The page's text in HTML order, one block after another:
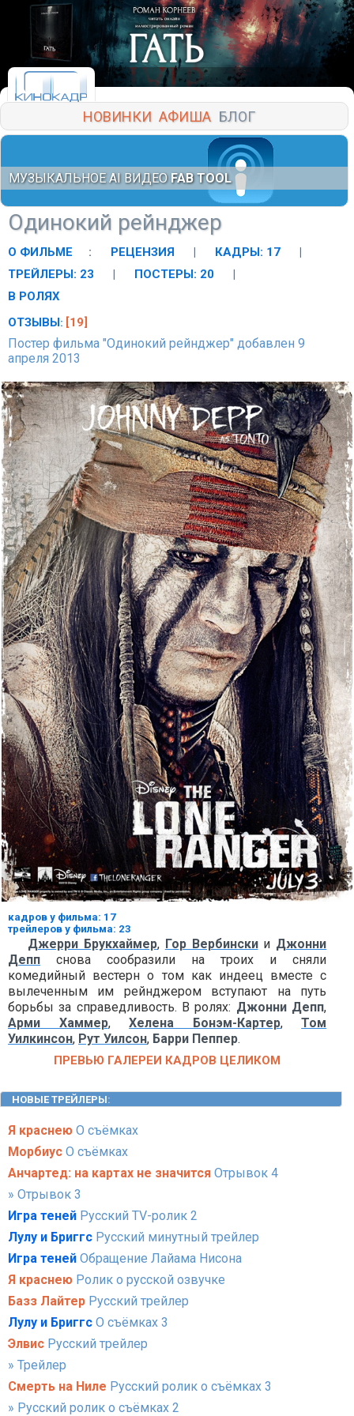
НОВИНКИ АФИША БЛОГ
МУЗЫКАЛЬНОЕ AI ВИДЕО FAB TOOL
Одинокий рейнджер
О ФИЛЬМЕ : РЕЦЕНЗИЯ | КАДРЫ: 17
|
ТРЕЙЛЕРЫ: 23
| ПОСТЕРЫ: 20
|
В РОЛЯХ
ОТЗЫВЫ: [19]
Постер фильма "Одинокий рейнджер" добавлен 9
апреля 2013
кадров у фильма: 17
трейлеров у фильма: 23
Джерри Брукхаймер, Гор Вербинскии Джонни
Депп снова сообразили на троих и сняли
комедийный вестерн о том как индеец вместе с
вылеченным им рейнджером вступают на путь
борьбы за справедливость. В ролях: Джонни Депп,
Арми Хаммер,Хелена Бонэм-Картер,Том
Уилкинсон, Рут Уилсон, Барри Пеппер.
ПРЕВЬЮ ГАЛЕРЕИ КАДРОВ ЦЕЛИКОМ
НОВЫЕ ТРЕЙЛЕРЫ:
Я краснею О съёмках
Морбиус О съёмках
Анчартед: на картах не значится Отрывок 4
» Отрывок 3
Игра теней Русский TV-ролик 2
Лулу и Бриггс Русский минутный трейлер
Игра теней Обращение Лайама Нисона
Я краснею Ролик о русской озвучке
Базз Лайтер Русский трейлер
Лулу и Бриггс О съёмках 3
Элвис Русский трейлер
» Трейлер
Смерть на Ниле Русский ролик о съёмках 3
» Русский ролик о съёмках 2